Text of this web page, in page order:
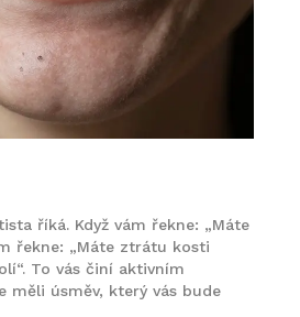
říká. Když vám řekne: „Máte
řekne: „Máte ztrátu kosti
To vás činí aktivním
měli úsměv, který vás bude